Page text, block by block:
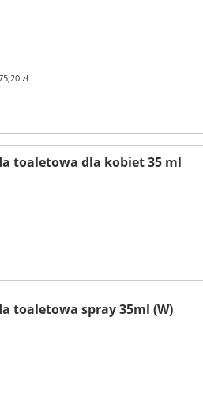
zł
toaletowa dla kobiet 35 ml
toaletowa spray 35ml (W)